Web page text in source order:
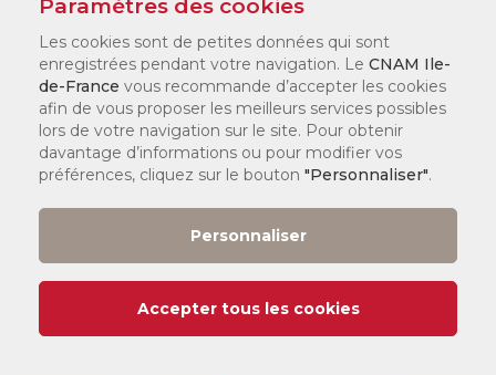
Les titres RNCP
Les cookies sont de petites données qui sont
enregistrées pendant votre navigation. Le CNAM Ile-
de-France vous recommande d’accepter les cookies
afin de vous proposer les meilleurs services possibles
lors de votre navigation sur le site. Pour obtenir
davantage d’informations ou pour modifier vos
préférences, cliquez sur le bouton "Personnaliser".
Personnaliser
Accepter tous les cookies